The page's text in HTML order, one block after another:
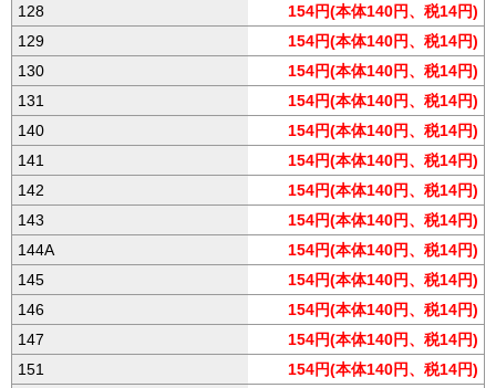
128
154円(本体140円、税14円)
129
154円(本体140円、税14円)
130
154円(本体140円、税14円)
131
154円(本体140円、税14円)
140
154円(本体140円、税14円)
141
154円(本体140円、税14円)
142
154円(本体140円、税14円)
143
154円(本体140円、税14円)
144A
154円(本体140円、税14円)
145
154円(本体140円、税14円)
146
154円(本体140円、税14円)
147
154円(本体140円、税14円)
151
154円(本体140円、税14円)